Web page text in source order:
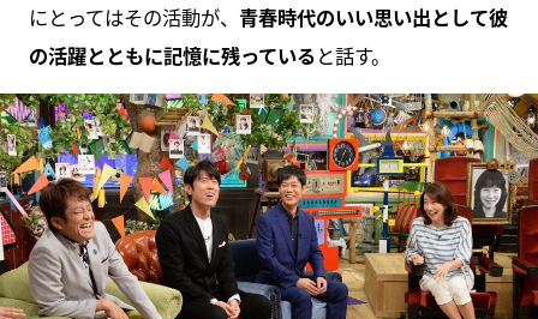
にとってはその活動が、 青春時代のいい思い出として彼
の活躍とともに記憶に残っていると話す。